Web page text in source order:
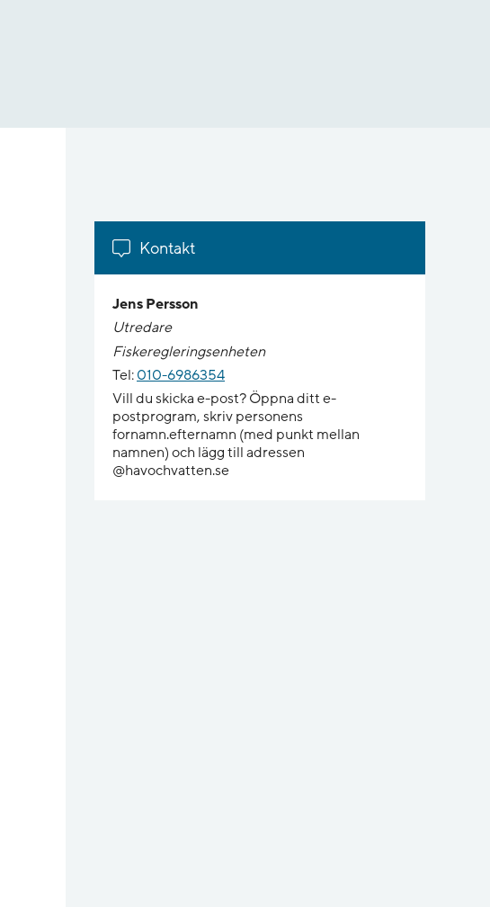
Kontakt
Jens Persson
Utredare
Fiskeregleringsenheten
Tel: 010-6986354
Vill du skicka e-post? Öppna ditt e-
postprogram, skriv personens
fornamn.efternamn (med punkt mellan
namnen) och lägg till adressen
@havochvatten.se